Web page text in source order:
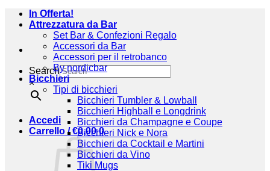
Search
×
Accedi
Carrello /€0,00 0
In Offerta!
Attrezzatura da Bar
Set Bar & Confezioni Regalo
Accessori da Bar
Accessori per il retrobanco
By nordicbar
Bicchieri
Tipi di bicchieri
Bicchieri Tumbler & Lowball
Bicchieri Highball e Longdrink
Bicchieri da Champagne e Coupe
Bicchieri Nick e Nora
Bicchieri da Cocktail e Martini
Bicchieri da Vino
Tiki Mugs